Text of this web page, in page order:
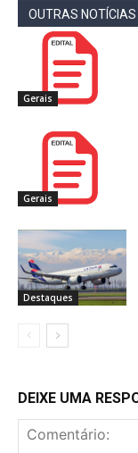
OUTRAS NOTÍCIAS
Gerais
Gerais
Destaques
DEIXE UMA